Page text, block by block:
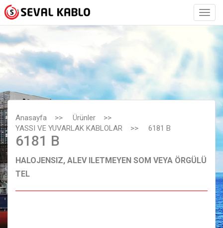
Anasayfa >> Ürünler >>
YASSI VE YUVARLAK KABLOLAR >> 6181 B
6181 B
HALOJENSIZ, ALEV ILETMEYEN SOM VEYA ÖRGÜLÜ
TEL